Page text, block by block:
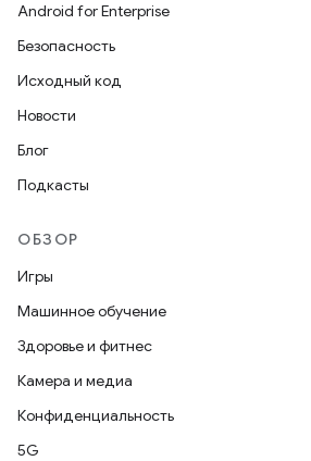
Android for Enterprise
Безопасность
Исходный код
Новости
Блог
Подкасты
ОБЗОР
Игры
Машинное обучение
Здоровье и фитнес
Камера и медиа
Конфиденциальность
5G